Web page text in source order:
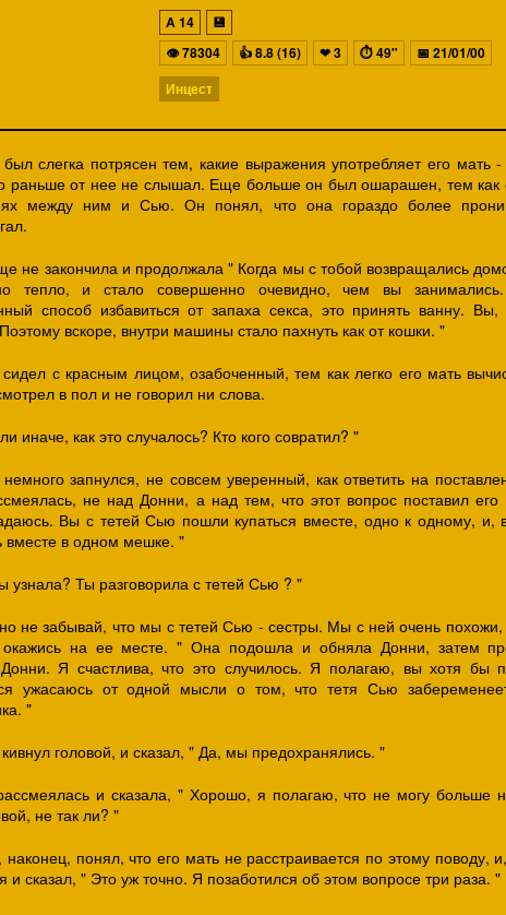
A14
💾
👁78304 👍8.8 (16) ❤3 ⏱49" 📅 21/01/00
Инцест
слегка потрясен тем, какие выражения употребляет его мать -
раньше от нее не слышал. Еще больше он был ошарашен, тем как
между ним и Сью. Он понял, что она гораздо более
не закончила и продолжала " Когда мы с тобой возвращались
тепло, и стало совершенно очевидно, чем вы
способ избавиться от запаха секса, это принять ванну. Вы,
вскоре, внутри машины стало пахнуть как от кошки. "
с красным лицом, озабоченный, тем как легко его мать
в пол и не говорил ни слова.
иначе, как это случалось? Кто кого совратил? "
запнулся, не совсем уверенный, как ответить на
не над Донни, а над тем, что этот вопрос поставил
Вы с тетей Сью пошли купаться вместе, одно к одному, и,
вместе в одном мешке. "
узнала? Ты разговорила с тетей Сью ? "
не забывай, что мы с тетей Сью - сестры. Мы с ней очень
окажись на ее месте. " Она подошла и обняла Донни, затем
Я счастлива, что это случилось. Я полагаю, вы хотя бы
ужасаюсь от одной мысли о том, что тетя Сью
"
головой, и сказал, " Да, мы предохранялись. "
и сказала, " Хорошо, я полагаю, что не могу больше
не так ли? "
понял, что его мать не расстраивается по этому поводу,
и сказал, " Это уж точно. Я позаботился об этом вопросе три раза. "